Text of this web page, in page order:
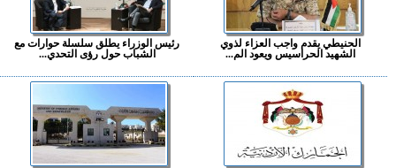
الحنيطي يقدم واجب العزاء لذوي
الشهيد الحراسيس ويعود الم...
رئيس الوزراء يطلق سلسلة حوارات مع
الشباب حول رؤى التحدي...